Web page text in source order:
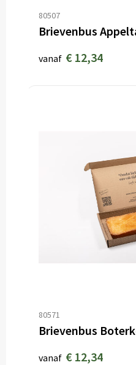
80507
Brievenbus
vanaf € 12,34
80571
Brievenbus
vanaf € 12,34